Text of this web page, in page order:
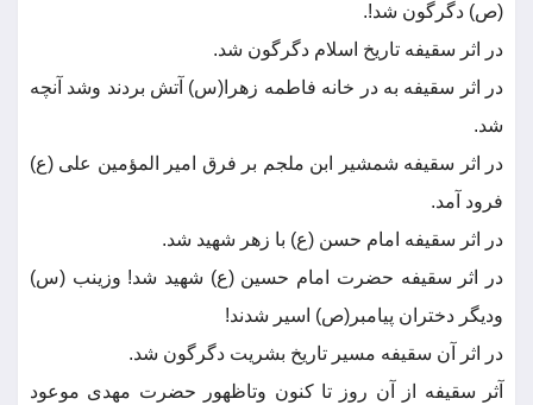
(ص) دگرگون شد!.
در اثر سقیفه تاریخ اسلام دگرگون شد.
در اثر سقیفه به در خانه فاطمه زهرا(س) آتش بردند وشد آنچه
شد.
در اثر سقیفه شمشیر ابن ملجم بر فرق امیر المؤمین علی (ع)
فرود آمد.
در اثر سقیفه امام حسن (ع) با زهر شهید شد.
در اثر سقیفه حضرت امام حسین (ع) شهید شد! وزینب (س)
ودیگر دختران پیامبر(ص) اسیر شدند!
در اثر آن سقیفه مسیر تاریخ بشریت دگرگون شد.
آثر سقیفه از آن روز تا کنون وتاظهور حضرت مهدی موعود